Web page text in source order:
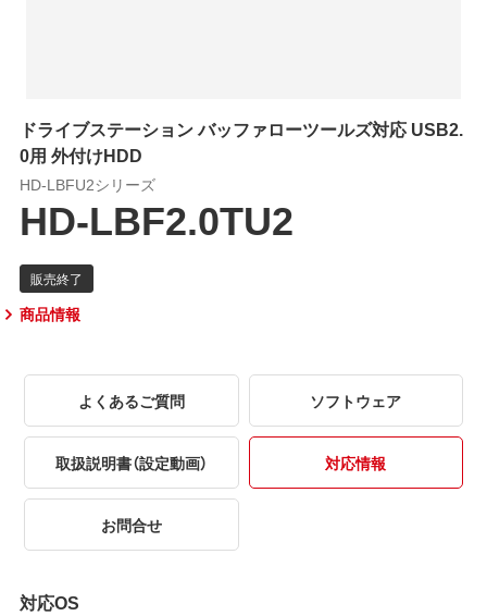
ドライブステーション バッファローツールズ対応 USB2.
0用 外付けHDD
HD-LBFU2シリーズ
HD-LBF2.0TU2
商品情報
よくあるご質問 ソフトウェア
取扱説明書（設定動画） 対応情報
お問合せ
対応OS